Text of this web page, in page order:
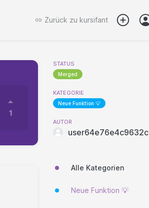
Zurück zu kursifant
1
STATUS
Merged
KATEGORIE
Neue Funktion 💡
AUTOR
user64e76e4c9632c
Alle Kategorien
Neue Funktion 💡